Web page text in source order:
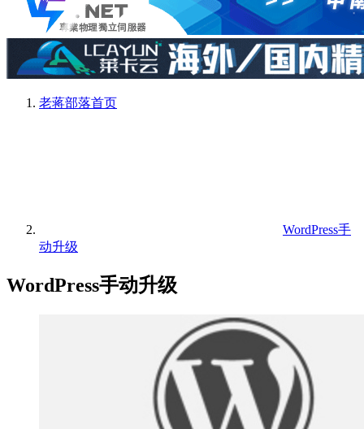
老蒋部落首页
WordPress手
动升级
WordPress手动升级